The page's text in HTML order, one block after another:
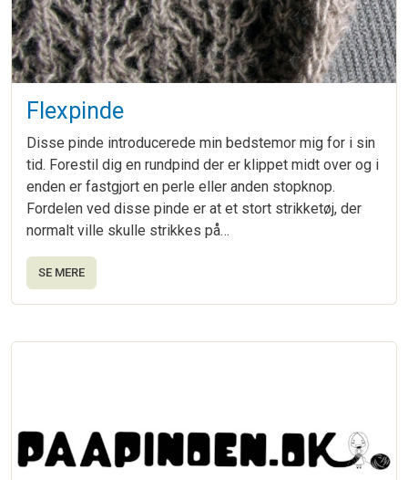
Flexpinde
Disse pinde introducerede min bedstemor mig for i sin
tid. Forestil dig en rundpind der er klippet midt over og i
enden er fastgjort en perle eller anden stopknop.
Fordelen ved disse pinde er at et stort strikketøj, der
normalt ville skulle strikkes på…
SE MERE